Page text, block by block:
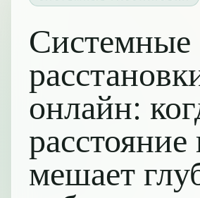
Системные
онлайн:
расстояние
мешает